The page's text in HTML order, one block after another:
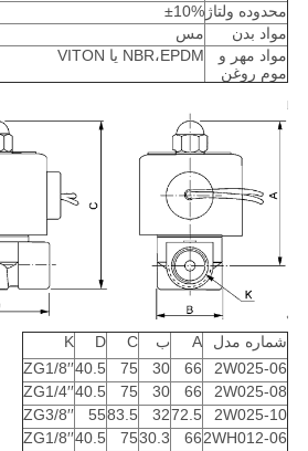
محدوده ولتاژ ±10%
مواد بدن
مس
مواد مهر و
موم روغن
NBR،EPDM یا VITON
شماره مدل A ب C
D
K
2W025-06
66
30
75
40.5
ZG1/8′′
2W025-08
66
30
75
40.5
ZG1/4′′
2W025-10
72.5
32
83.5
55
ZG3/8′′
2WH012-06
66
30.3
75
40.5
ZG1/8′′